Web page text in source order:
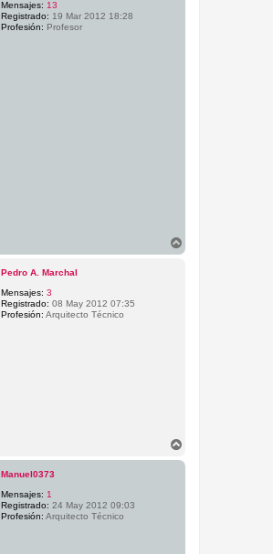
Mensajes: 13
Registrado: 19 Mar 2012 18:28
Profesión: Profesor
r
Pedro A. Marchal
Mensajes: 3
Registrado: 08 May 2012 07:35
Profesión: Arquitecto Técnico
Manuel0373
Mensajes: 1
Registrado: 24 May 2012 09:03
Profesión: Arquitecto Técnico